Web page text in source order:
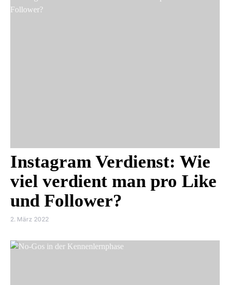
Instagram Verdienst: Wie
viel verdient man pro Like
und Follower?
2. März 2022